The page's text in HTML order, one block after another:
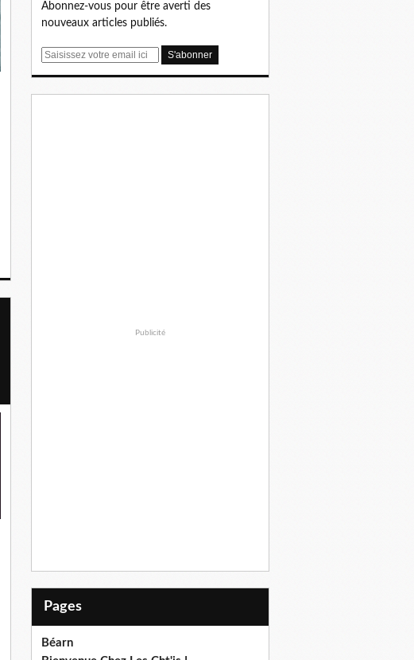
Abonnez-vous pour être averti des
nouveaux articles publiés.
E
Publicité
Pages
Béarn